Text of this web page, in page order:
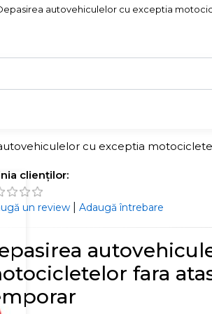
autovehiculelor cu exceptia
cu exceptia
clienților:
un review |Adaugă întrebare
fara